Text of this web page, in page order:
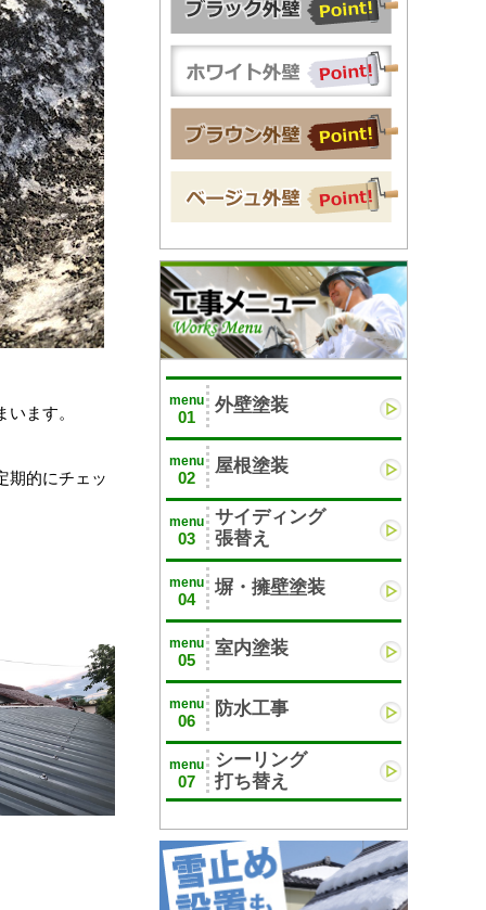
ます。
期的にチェッ
menu
01
外壁塗装
menu
02
屋根塗装
menu
03
サイディング
張替え
menu
04
塀・擁壁塗装
menu
05
室内塗装
menu
06
防水工事
menu
07
シーリング
打ち替え